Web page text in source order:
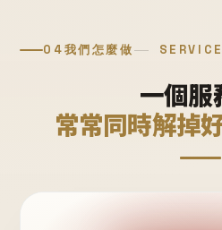
04我們怎麼做
一個服
常常同時解掉